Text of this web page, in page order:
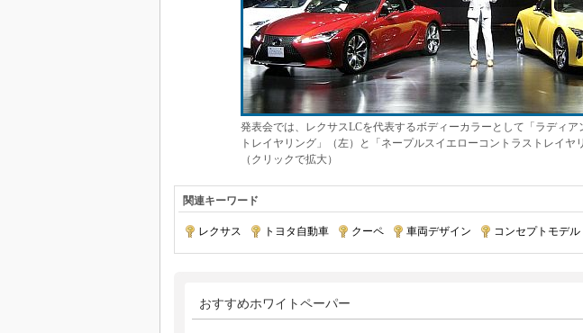
発表会では、レクサスLCを代表するボディーカラーとして「ラディア
トレイヤリング」（左）と「ネープルスイエローコントラストレイヤ
（クリックで拡大）
関連キーワード
レクサス トヨタ自動車 クーペ 車両デザイン コンセプトモデル
おすすめホワイトペーパー